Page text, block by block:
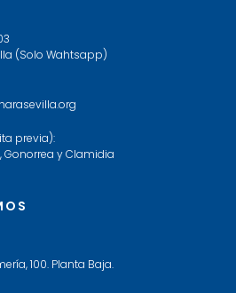
(Solo Wahtsapp)
previa):
Gonorrea y Clamidia
100. Planta Baja.